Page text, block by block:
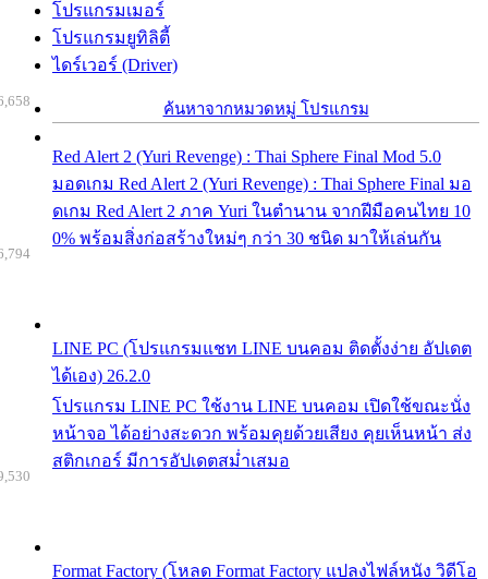
โปรแกรมเมอร์
โปรแกรมยูทิลิตี้
ไดร์เวอร์ (Driver)
ค้นหาจากหมวดหมู่ โปรแกรม
Red Alert 2 (Yuri Revenge) : Thai Sphere Final Mod 5.0
มอดเกม Red Alert 2 (Yuri Revenge) : Thai Sphere Final มอ
ดเกม Red Alert 2 ภาค Yuri ในตำนาน จากฝีมือคนไทย 10
0% พร้อมสิ่งก่อสร้างใหม่ๆ กว่า 30 ชนิด มาให้เล่นกัน
LINE PC (โปรแกรมแชท LINE บนคอม ติดตั้งง่าย อัปเดต
ได้เอง) 26.2.0
โปรแกรม LINE PC ใช้งาน LINE บนคอม เปิดใช้ขณะนั่ง
หน้าจอ ได้อย่างสะดวก พร้อมคุยด้วยเสียง คุยเห็นหน้า ส่ง
สติกเกอร์ มีการอัปเดตสม่ำเสมอ
Format Factory (โหลด Format Factory แปลงไฟล์หนัง วิดีโอ